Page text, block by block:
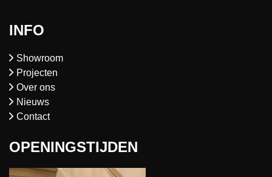
INFO
Showroom
Projecten
Over ons
Nieuws
Contact
OPENINGSTIJDEN